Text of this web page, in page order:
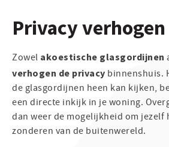
Privacy verhogen
Zowel akoestische glasgordijnen
verhogen de privacy binnenshuis.
de glasgordijnen heen kan kijken,
een directe inkijk in je woning.
dan weer de mogelijkheid om jezelf
zonderen van de buitenwereld.